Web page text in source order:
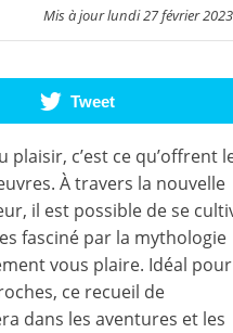
Mis à jour lundi 27 février
Tweet
c’est ce qu’offrent
À travers la nouvelle
il est possible de se
fasciné par la mythologie
vous plaire. Idéal
ce recueil de
dans les aventures et les